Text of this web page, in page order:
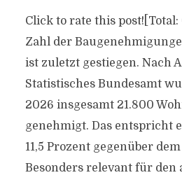
Click to rate this post![Total:
Zahl der
ist zuletzt gestiegen. Nach
Statistisches Bundesamt
2026 insgesamt 21.800
genehmigt. Das entspricht
11,5 Prozent gegenüber
Besonders relevant für den